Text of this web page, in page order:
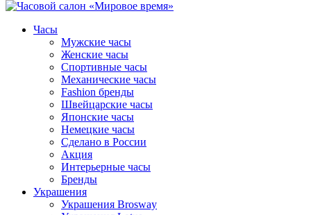
Часы
Мужские часы
Женские часы
Спортивные часы
Механические часы
Fashion бренды
Швейцарские часы
Японские часы
Немецкие часы
Сделано в России
Акция
Интерьерные часы
Бренды
Украшения
Украшения Brosway